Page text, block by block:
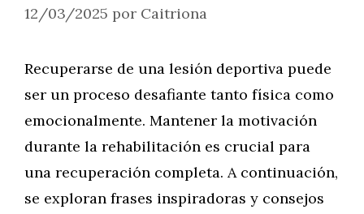
12/03/2025 por Caitriona
Recuperarse de una lesión deportiva puede
ser un proceso desafiante tanto física como
emocionalmente. Mantener la motivación
durante la rehabilitación es crucial para
una recuperación completa. A continuación,
se exploran frases inspiradoras y consejos